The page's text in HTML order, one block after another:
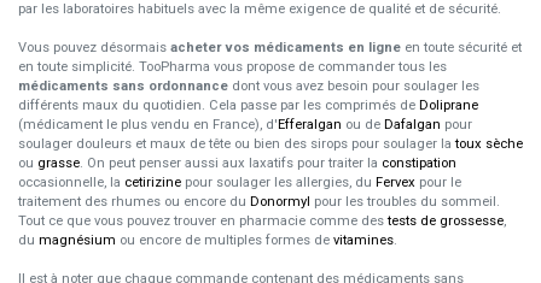
par les laboratoires habituels avec la même exigence de qualité et de sécurité.
Vous pouvez désormais acheter vos médicaments en ligne en toute sécurité et
en toute simplicité. TooPharma vous propose de commander tous les
médicaments sans ordonnance dont vous avez besoin pour soulager les
différents maux du quotidien. Cela passe par les comprimés de Doliprane
(médicament le plus vendu en France), d'Efferalgan ou de Dafalgan pour
soulager douleurs et maux de tête ou bien des sirops pour soulager latoux sèche
ou grasse. On peut penser aussi aux laxatifs pour traiter la constipation
occasionnelle, la cetirizine pour soulager les allergies, du Fervex pour le
traitement des rhumes ou encore du Donormyl pour les troubles du sommeil.
Tout ce que vous pouvez trouver en pharmacie comme destests de grossesse,
du magnésium ou encore de multiples formes de vitamines.
Il est à noter que chaque commande contenant des médicaments sans